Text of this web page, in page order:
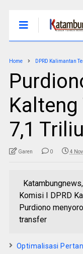
Home DPRD Kalimantan
Kalteng
7,1
Garen 0 4
Komisi I DPRD
Purdiono
transfer
Optimalisasi